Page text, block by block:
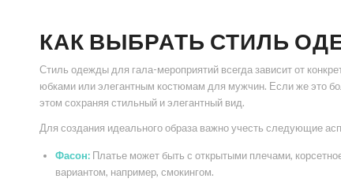
КАК ВЫБРАТЬ СТИЛЬ
Стиль одежды для гала-мероприятий всегда зависит от
юбками или элегантным костюмам для мужчин. Если же это
этом сохраняя стильный и элегантный вид.
Для создания идеального образа важно учесть следующие
Фасон: Платье может быть с открытыми плечами,
вариантом, например, смокингом.